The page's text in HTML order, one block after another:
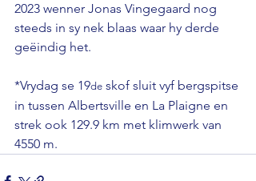
2023 wenner Jonas Vingegaard nog
steeds in sy nek blaas waar hy derde
geëindig het.
*Vrydag se 19de skof sluit vyf bergspitse
in tussen Albertsville en La Plaigne en
strek ook 129.9 km met klimwerk van
4550 m.